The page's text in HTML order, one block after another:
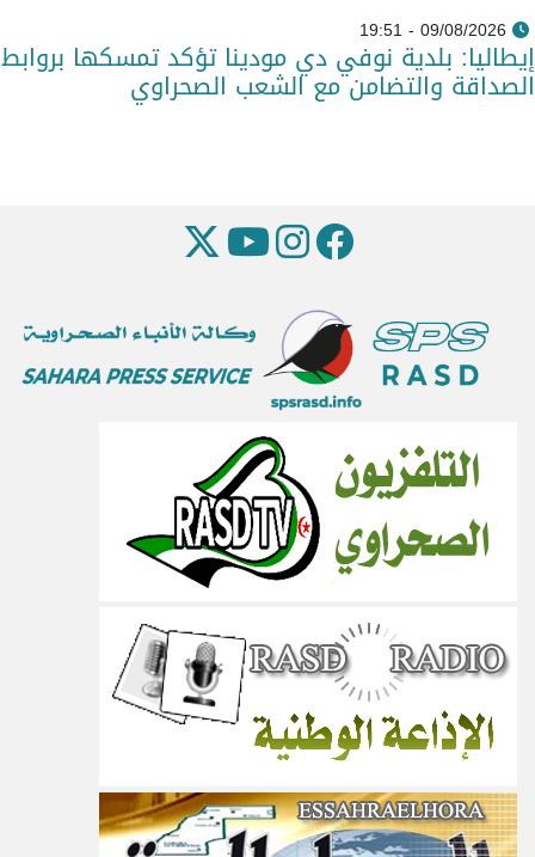
09/08/2026 - 19:51
إيطاليا: بلدية نوفي دي مودينا تؤكد تمسكها بروابط
الصداقة والتضامن مع الشعب الصحراوي